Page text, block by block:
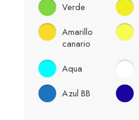
Verde
Amarillo
canario
Aqua
Azul BB